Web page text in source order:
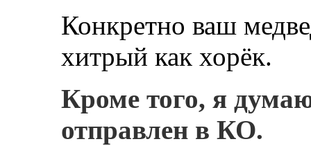
Конкретно ваш
хитрый как хорёк.
Кроме того, я
отправлен в КО.